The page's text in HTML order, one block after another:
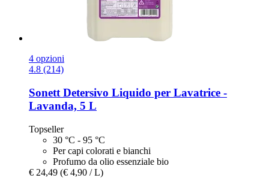
4 opzioni
4.8 (214)
Sonett Detersivo Liquido per Lavatrice -​
Lavanda, 5 L
Topseller
30 °C - 95 °C
Per capi colorati e bianchi
Profumo da olio essenziale bio
€ 24,49 (€ 4,90 / L)